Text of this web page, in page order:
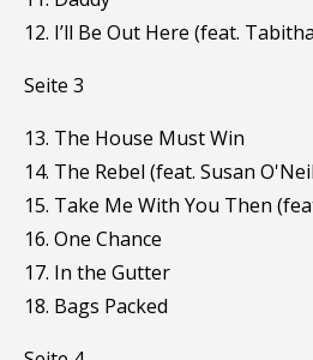
12. I’ll Be Out Here (feat.
Seite 3
13. The House Must Win
14. The Rebel (feat. Susan
15. Take Me With You Then
16. One Chance
17. In the Gutter
18. Bags Packed